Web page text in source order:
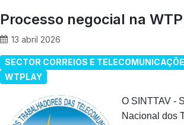
Processo negocial na
13 abril 2026
SECTOR CORREIOS E
WTPLAY
O SINTTAV -
Nacional dos